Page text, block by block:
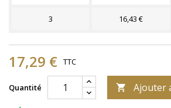
3 16,43 €
17,29 € TTC
Quantité  Ajouter